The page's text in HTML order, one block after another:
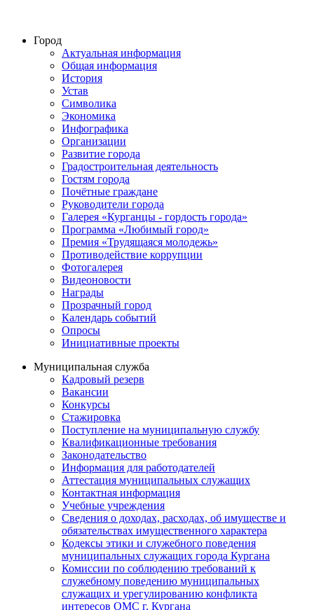
Город
Актуальная информация
Общая информация
История
Устав
Символика
Экономика
Инфографика
Организации
Развитие города
Градостроительная деятельность
Гостям города
Почётные граждане
Руководители города
Галерея «Курганцы - гордость города»
Программа «Любимый город»
Премия «Трудящаяся молодежь»
Противодействие коррупции
Фотогалерея
Видеоновости
Награды
Прозрачный город
Календарь событий
Опросы
Инициативные проекты
Муниципальная служба
Кадровый резерв
Вакансии
Конкурсы
Стажировка
Поступление на муниципальную службу
Квалификационные требования
Законодательство
Информация для работодателей
Аттестация муниципальных служащих
Контактная информация
Учебные учреждения
Сведения о доходах, расходах, об имуществе и
обязательствах имущественного характера
Кодексы этики и служебного поведения
муниципальных служащих города Кургана
Комиссии по соблюдению требований к
служебному поведению муниципальных
служащих и урегулированию конфликта
интересов ОМС г. Кургана